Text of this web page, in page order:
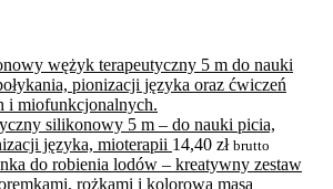
silikonowy 5 m – do nauki picia,
języka, mioterapii 14,40 zł brutto